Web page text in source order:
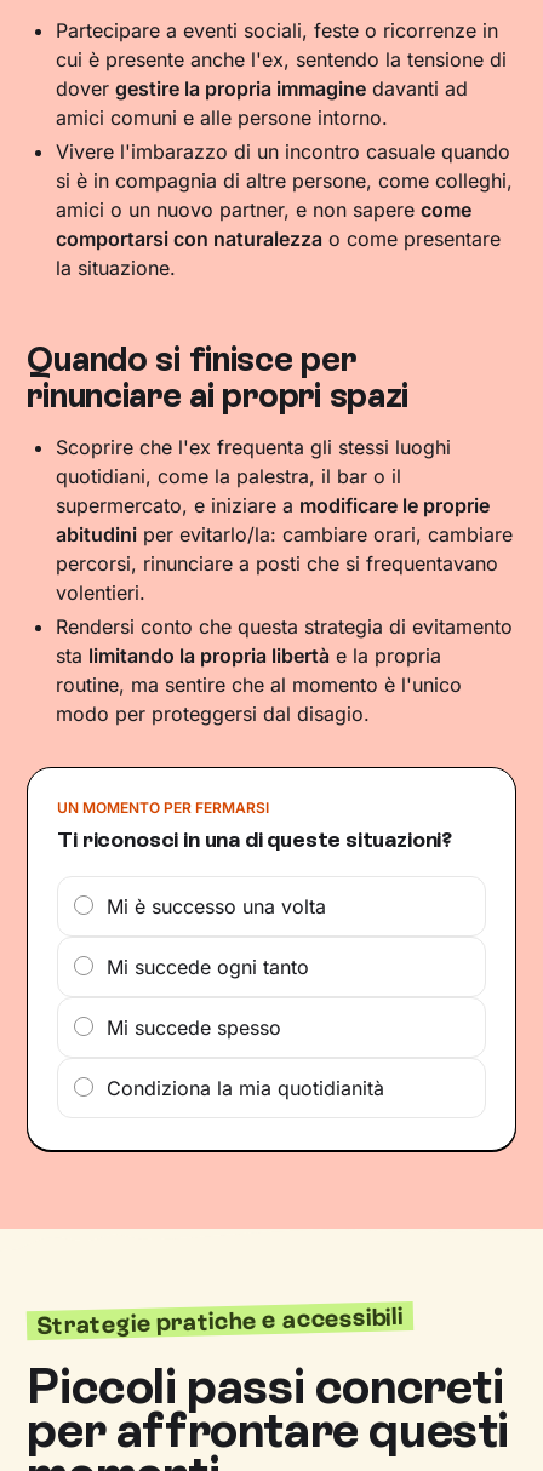
Partecipare a eventi sociali, feste o ricorrenze in
cui è presente anche l'ex, sentendo la tensione di
dovergestire la propria immagine davanti ad
amici comuni e alle persone intorno.
Vivere l'imbarazzo di un incontro casuale quando
si è in compagnia di altre persone, come colleghi,
amici o un nuovo partner, e non saperecome
comportarsi con naturalezza o come presentare
la situazione.
Quando si finisce per
rinunciare ai propri spazi
Scoprire che l'ex frequenta gli stessi luoghi
quotidiani, come la palestra, il bar o il
supermercato, e iniziare a modificare le proprie
abitudini per evitarlo/la: cambiare orari, cambiare
percorsi, rinunciare a posti che si frequentavano
volentieri.
Rendersi conto che questa strategia di evitamento
sta limitando la propria libertà e la propria
routine, ma sentire che al momento è l'unico
modo per proteggersi dal disagio.
UN MOMENTO PER FERMARSI
Ti riconosci in una di queste situazioni?
Mi è successo una volta
Mi succede ogni tanto
Mi succede spesso
Condiziona la mia quotidianità
Strategie pratiche e accessibili
Piccoli passi concreti
per affrontare questi